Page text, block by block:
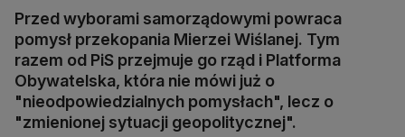
Przed wyborami samorządowymi powraca
pomysł przekopania Mierzei Wiślanej. Tym
razem od PiS przejmuje go rząd i Platforma
Obywatelska, która nie mówi już o
"nieodpowiedzialnych pomysłach", lecz o
"zmienionej sytuacji geopolitycznej".